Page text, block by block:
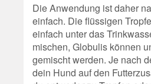
Die Anwendung ist daher
einfach. Die flüssigen
einfach unter das
mischen, Globulis können
gemischt werden. Je nach
dein Hund auf den